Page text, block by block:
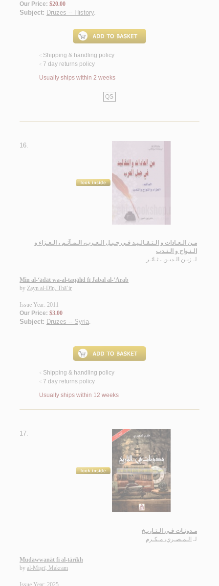
Our Price: $20.00
Subject: Druzes -- History.
< Shipping & handling policy
< 7 day returns policy
Usually ships within 2 weeks
QS
16.
مـن الـعـادات و الـتـقـالـيـد فـي جـبـل الـعـرب، الـمـآتـم ، الـعـزاء و
الـنـواح و الـنـدب
لـ زيـن الـديـن ، ثـائـر
Min al-‘ādāt wa-al-taqālīd fī Jabal al-‘Arab
by Zayn al-Dīn, Thā’ir
Issue Year: 2011
Our Price: $3.00
Subject: Druzes -- Syria.
< Shipping & handling policy
< 7 day returns policy
Usually ships within 12 weeks
17.
مـدونـات فـي الـتـاريـخ
لـ الـمـصـري، مـكـرم
Mudawwanāt fī al-tārīkh
by al-Miṣrī, Makram
Issue Year: 2025